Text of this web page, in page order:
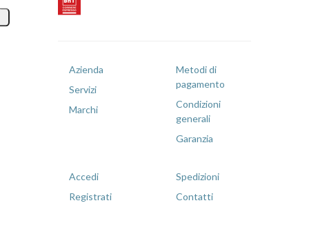
Azienda
Servizi
Marchi
Metodi di
pagamento
Condizioni
generali
Garanzia
Accedi
Registrati
Spedizioni
Contatti